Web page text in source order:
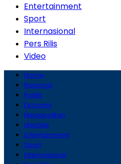
Entertainment
Sport
Internasional
Pers Rilis
Video
Home
Nasional
Politik
Ekonomi
Megapolitan
Lifestyle
Entertainment
Sport
Internasional